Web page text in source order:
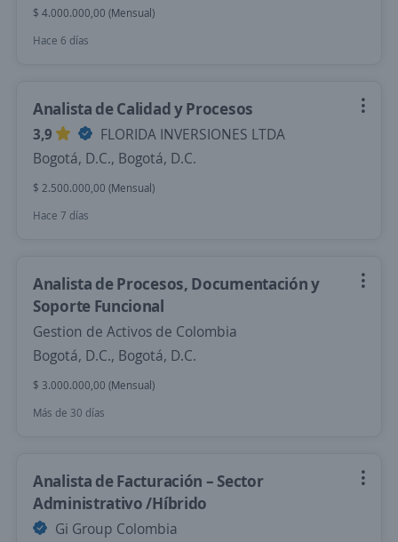
$ 4.000.000,00 (Mensual)
Hace 6 días
Analista de Calidad y Procesos
3,9
FLORIDA INVERSIONES LTDA
Bogotá, D.C., Bogotá, D.C.
$ 2.500.000,00 (Mensual)
Hace 7 días
Analista de Procesos, Documentación y
Soporte Funcional
Gestion de Activos de Colombia
Bogotá, D.C., Bogotá, D.C.
$ 3.000.000,00 (Mensual)
Más de 30 días
Analista de Facturación – Sector
Administrativo /Híbrido
Gi Group Colombia